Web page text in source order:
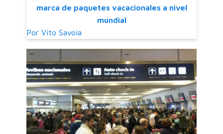
marca de paquetes vacacionales a nivel
mundial
Por Vito Savoia